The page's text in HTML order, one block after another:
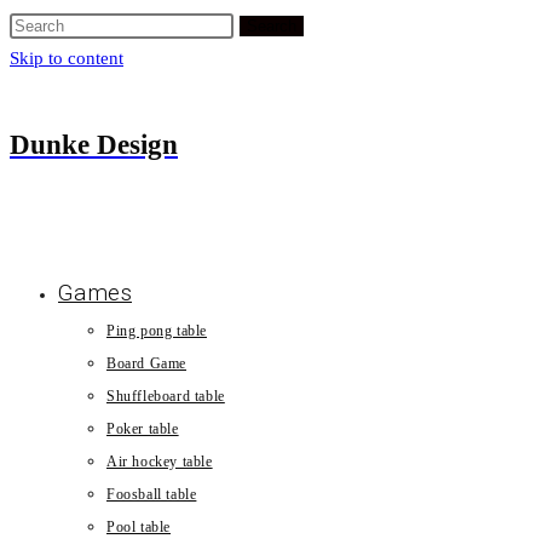
Skip to content
Dunke Design
Games
Ping pong table
Board Game
Shuffleboard table
Poker table
Air hockey table
Foosball table
Pool table